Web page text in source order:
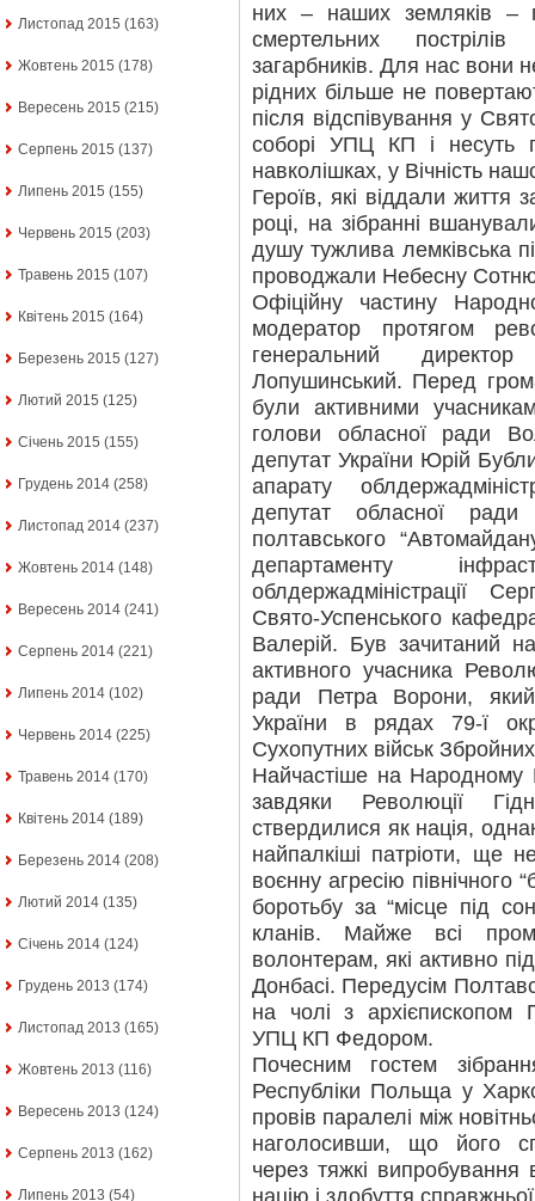
Листопад 2015 (163)
Жовтень 2015 (178)
Вересень 2015 (215)
Серпень 2015 (137)
Липень 2015 (155)
Червень 2015 (203)
Травень 2015 (107)
Квітень 2015 (164)
Березень 2015 (127)
Лютий 2015 (125)
Січень 2015 (155)
Грудень 2014 (258)
Листопад 2014 (237)
Жовтень 2014 (148)
Вересень 2014 (241)
Серпень 2014 (221)
Липень 2014 (102)
Червень 2014 (225)
Травень 2014 (170)
Квітень 2014 (189)
Березень 2014 (208)
Лютий 2014 (135)
Січень 2014 (124)
Грудень 2013 (174)
Листопад 2013 (165)
Жовтень 2013 (116)
Вересень 2013 (124)
Серпень 2013 (162)
Липень 2013 (54)
них – наших земляків –
смертельних
загарбників. Для нас вони
рідних більше не
після відспівування у
соборі УПЦ КП і несуть
навколішках, у Вічність
Героїв, які віддали життя
році, на зібранні
душу тужлива лемківська
проводжали Небесну Сотню
Офіційну частину
модератор протягом
генеральний
Лопушинський. Перед
були активними
голови обласної ради
депутат України Юрій
апарату
депутат обласної
полтавського
департаменту
облдержадміністрації
Свято-Успенського
Валерій. Був зачитаний
активного учасника
ради Петра Ворони,
України в рядах 79-ї
Сухопутних військ
Найчастіше на Народному
завдяки Революції
ствердилися як нація,
найпалкіші патріоти, ще
воєнну агресію північного
боротьбу за “місце під
кланів. Майже всі
волонтерам, які активно
Донбасі. Передусім
на чолі з архієпископом
УПЦ КП Федором.
Почесним гостем
Республіки Польща у
провів паралелі між
наголосивши, що його
через тяжкі
націю і здобуття